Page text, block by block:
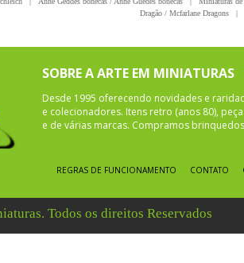
Dragão / Mcfarlane Dragons
|
SOBRE A ARTE EM MINIATURAS
Desde 1995 oferecendo novidades e
e colecionadores. Itens retro (anos 80),
e de várias marcas. Compramos
REGRAS DE FUNCIONAMENTO CONTATO
Todos os direitos Reservados